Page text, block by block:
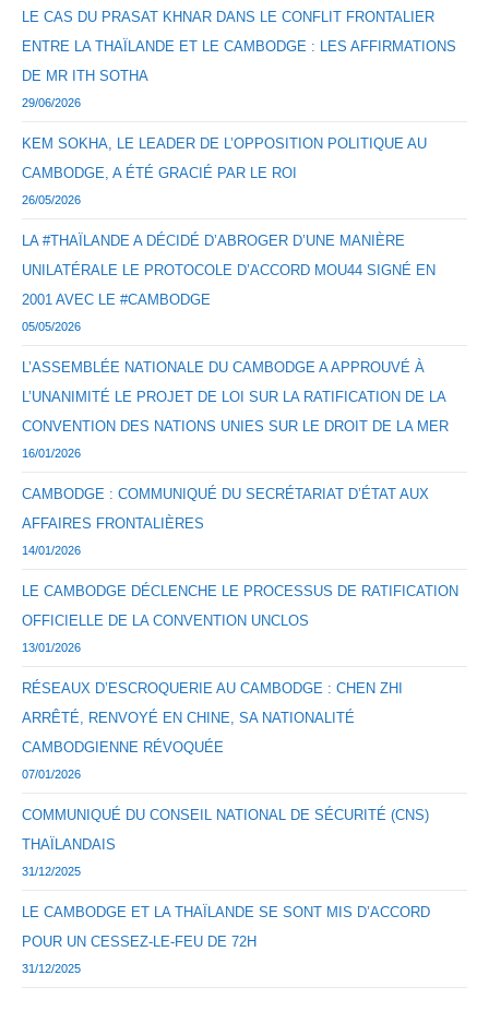
LE CAS DU PRASAT KHNAR DANS LE CONFLIT FRONTALIER
ENTRE LA THAÏLANDE ET LE CAMBODGE : LES AFFIRMATIONS
DE MR ITH SOTHA
29/06/2026
KEM SOKHA, LE LEADER DE L’OPPOSITION POLITIQUE AU
CAMBODGE, A ÉTÉ GRACIÉ PAR LE ROI
26/05/2026
LA #THAÏLANDE A DÉCIDÉ D’ABROGER D’UNE MANIÈRE
UNILATÉRALE LE PROTOCOLE D’ACCORD MOU44 SIGNÉ EN
2001 AVEC LE #CAMBODGE
05/05/2026
L’ASSEMBLÉE NATIONALE DU CAMBODGE A APPROUVÉ À
L’UNANIMITÉ LE PROJET DE LOI SUR LA RATIFICATION DE LA
CONVENTION DES NATIONS UNIES SUR LE DROIT DE LA MER
16/01/2026
CAMBODGE : COMMUNIQUÉ DU SECRÉTARIAT D’ÉTAT AUX
AFFAIRES FRONTALIÈRES
14/01/2026
LE CAMBODGE DÉCLENCHE LE PROCESSUS DE RATIFICATION
OFFICIELLE DE LA CONVENTION UNCLOS
13/01/2026
RÉSEAUX D’ESCROQUERIE AU CAMBODGE : CHEN ZHI
ARRÊTÉ, RENVOYÉ EN CHINE, SA NATIONALITÉ
CAMBODGIENNE RÉVOQUÉE
07/01/2026
COMMUNIQUÉ DU CONSEIL NATIONAL DE SÉCURITÉ (CNS)
THAÏLANDAIS
31/12/2025
LE CAMBODGE ET LA THAÏLANDE SE SONT MIS D’ACCORD
POUR UN CESSEZ-LE-FEU DE 72H
31/12/2025